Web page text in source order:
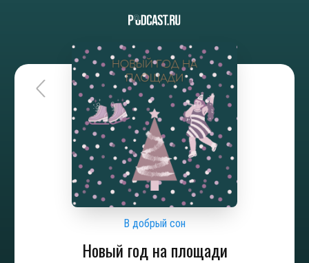
В добрый сон
Новый год на площади